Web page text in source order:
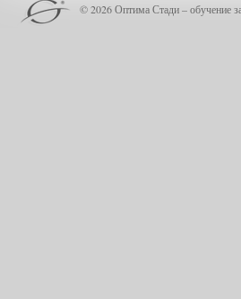
© 2026 Оптима Стади – обучение